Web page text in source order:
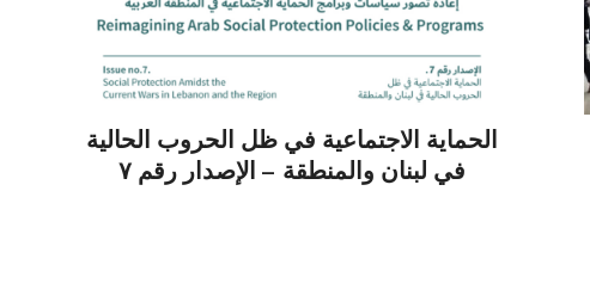
الحماية الاجتماعية في ظل الحروب الحالية
في لبنان والمنطقة – الإصدار رقم ٧